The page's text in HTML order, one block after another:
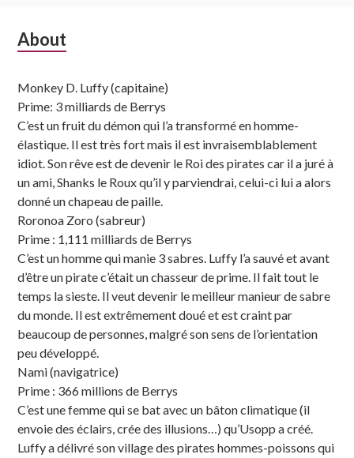
Subsidiary
About
Monkey D. Luffy (capitaine)
Prime: 3 milliards de Berrys
C’est un fruit du démon qui l’a transformé en homme-
élastique. Il est très fort mais il est invraisemblablement
idiot. Son rêve est de devenir le Roi des pirates car il a juré à
un ami, Shanks le Roux qu’il y parviendrai, celui-ci lui a alors
donné un chapeau de paille.
Roronoa Zoro (sabreur)
Prime : 1,111 milliards de Berrys
C’est un homme qui manie 3 sabres. Luffy l’a sauvé et avant
d’être un pirate c’était un chasseur de prime. Il fait tout le
temps la sieste. Il veut devenir le meilleur manieur de sabre
du monde. Il est extrêmement doué et est craint par
beaucoup de personnes, malgré son sens de l’orientation
peu développé.
Nami (navigatrice)
Prime : 366 millions de Berrys
C’est une femme qui se bat avec un bâton climatique (il
envoie des éclairs, crée des illusions…) qu’Usopp a créé.
Luffy a délivré son village des pirates hommes-poissons qui